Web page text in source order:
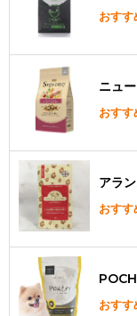
おすす
ニュ
おすす
アラ
おすす
おすす